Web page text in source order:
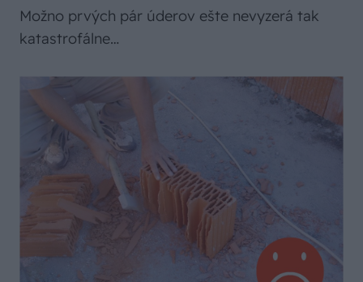
Možno prvých pár úderov ešte nevyzerá tak
katastrofálne…